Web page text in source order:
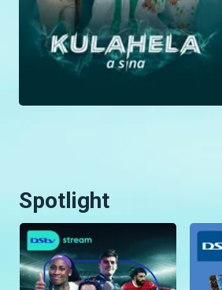
Spotlight